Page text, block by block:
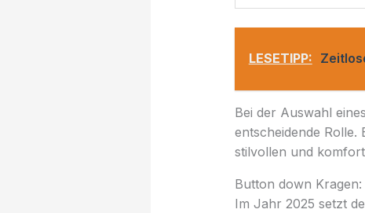
LESETIPP:
Bei der Auswahl
entscheidende Rolle.
stilvollen und
Button down
Im Jahr 2025 setzt